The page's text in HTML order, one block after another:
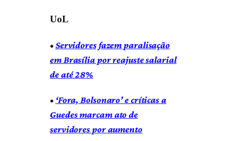
UoL
•Servidores fazem paralisação
em Brasília por reajuste salarial
de até 28%
• ‘Fora, Bolsonaro’ e críticas a
Guedes marcam ato de
servidores por aumento